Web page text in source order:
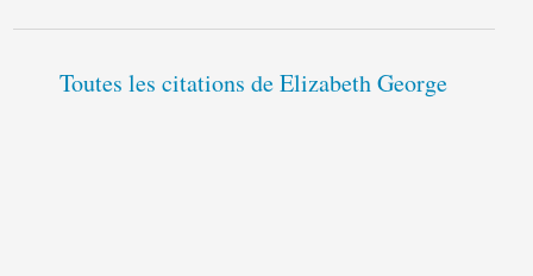
Toutes les citations de Elizabeth George